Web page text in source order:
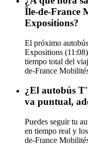
Île-de-France
Expositions?
El próximo
Expositions
tiempo total del
de-France
¿El autobús
va puntual,
Puedes seguir tu
en tiempo real y
de-France